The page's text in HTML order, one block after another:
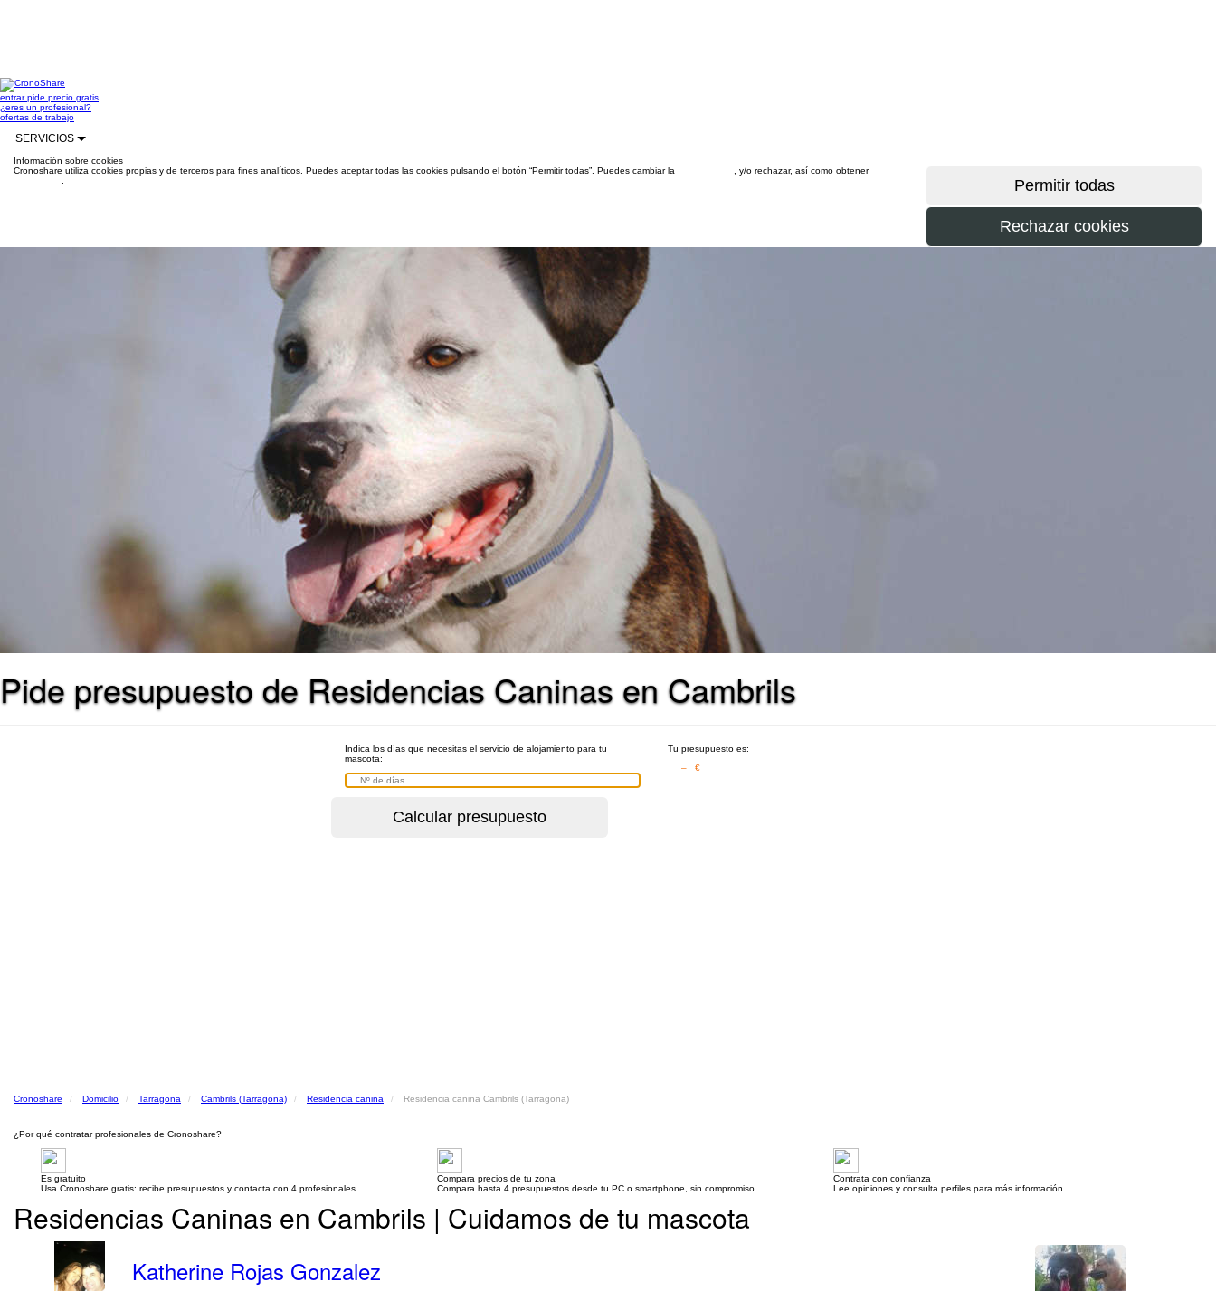
entrarpide precio gratis
¿eres un profesional?
ofertas de trabajo
SERVICIOS
Información sobre cookies
Cronoshare utiliza cookies propias y de terceros para fines analíticos. Puedes aceptar todas las cookies pulsando el botón “Permitir todas”. Puedes cambiar la
, y/o rechazar, así como obtener
Pide presupuesto de Residencias Caninas en Cambrils
Indica los días que necesitas el servicio de alojamiento para tu
mascota:
Tu presupuesto es:
– €
Cronoshare Domicilio Tarragona Cambrils (Tarragona) Residencia canina Residencia canina Cambrils (Tarragona)
¿Por qué contratar profesionales de Cronoshare?
Es gratuito
Usa Cronoshare gratis: recibe presupuestos y contacta con 4 profesionales.
Compara precios de tu zona
Compara hasta 4 presupuestos desde tu PC o smartphone, sin compromiso.
Contrata con confianza
Lee opiniones y consulta perfiles para más información.
Residencias Caninas en Cambrils | Cuidamos de tu mascota
Katherine Rojas Gonzalez